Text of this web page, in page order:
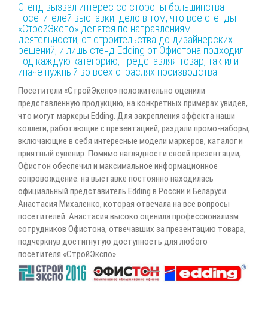
Стенд вызвал интерес со стороны большинства
посетителей выставки: дело в том, что все стенды
«СтройЭкспо» делятся по направлениям
деятельности, от строительства до дизайнерских
решений, и лишь стенд Edding от Офистона подходил
под каждую категорию, представляя товар, так или
иначе нужный во всех отраслях производства.
Посетители «СтройЭкспо» положительно оценили
представленную продукцию, на конкретных примерах увидев,
что могут маркеры Edding. Для закрепления эффекта наши
коллеги, работающие с презентацией, раздали промо-наборы,
включающие в себя интересные модели маркеров, каталог и
приятный сувенир. Помимо наглядности своей презентации,
Офистон обеспечил и максимальное информационное
сопровождение: на выставке постоянно находилась
официальный представитель Edding в России и Беларуси
Анастасия Михаленко, которая отвечала на все вопросы
посетителей. Анастасия высоко оценила профессионализм
сотрудников Офистона, отвечавших за презентацию товара,
подчеркнув достигнутую доступность для любого
посетителя «СтройЭкспо».